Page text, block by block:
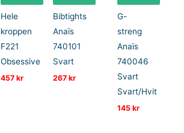
Hele
kroppen
F221
Obsessive
457kr
Bibtights
Anaïs
740101
Svart
267kr
G-
streng
Anaïs
740046
Svart
Svart/Hvit
145kr